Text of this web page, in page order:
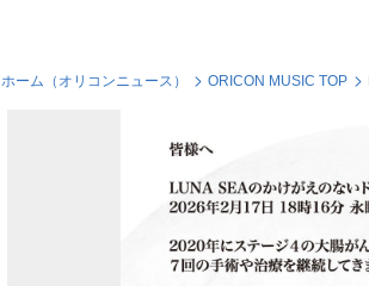
ホーム（オリコンニュース） ORICON MUSIC TOP